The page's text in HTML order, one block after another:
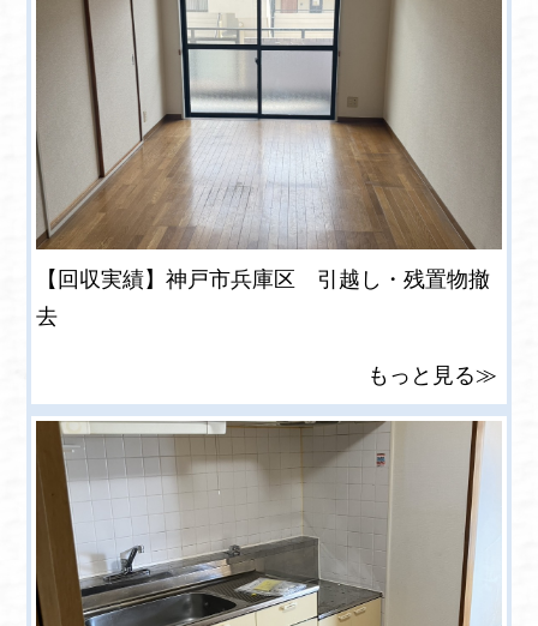
【回収実績】神戸市兵庫区 引越し・残置物撤
去
もっと見る≫